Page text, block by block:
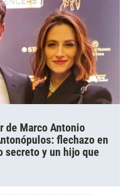
de Marco Antonio
flechazo en
secreto y un hijo que